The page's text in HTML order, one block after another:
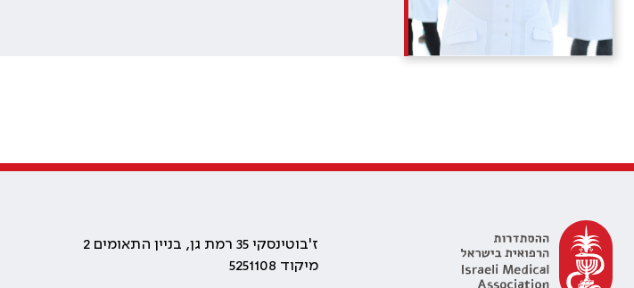
ז'בוטינסקי 35 רמת גן, בניין התאומים 2
מיקוד 5251108